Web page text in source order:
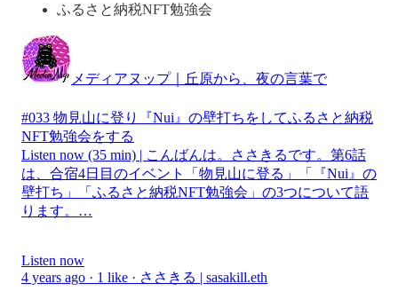
ふるさと納税NFT勉強会
メディアヌップ｜丘原から、夜の言葉で
#033 物見山に登り『Nui』の壁打ちをしてふるさと納税
NFT勉強会をする
Listen now (35 min) | こんばんは。ささきるです。第6話
は、合宿4日目のイベント「物見山に登る」「『Nui』の
壁打ち」「ふるさと納税NFT勉強会」の3つについて語
ります。…
Listen now
4 years ago · 1 like · ささきる | sasakill.eth